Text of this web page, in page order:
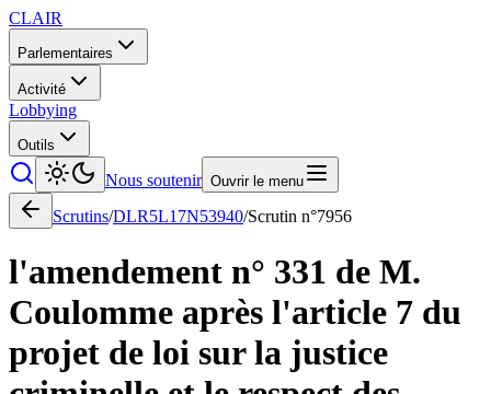
CLAIR
Parlementaires
Activité
Lobbying
Outils
Nous soutenir Ouvrir le menu
Scrutins/DLR5L17N53940/Scrutin n°7956
l'amendement n° 331 de M.
Coulomme après l'article 7 du
projet de loi sur la justice